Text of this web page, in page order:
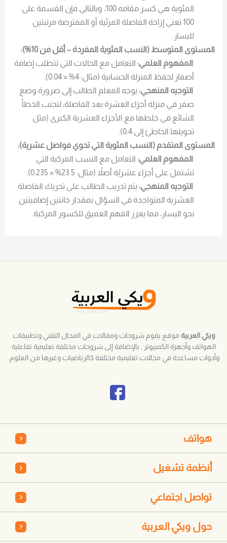
المئوية هي كسر مقامه 100، وبالتالي فإن القسمة على
100 تعني إزاحة الفاصلة المرئية أو المفترضة مرتبتين
لليسار.
المستوى المتوسط (النسب المئوية المفردة – أقل من 10%):
المفهوم العلمي: التعامل مع الحالات التي تتطلب إضافة
أصفار لحفظ المنزلة الحسابية (مثال: 4% = 0.04).
التوجيه المنهجي: يوجه المعلم الطالب إلى ضرورة وضع
صفر في منزلة أجزاء العشرة بعد الفاصلة، لتجنب الخطأ
الشائع في خلطها مع الأجزاء العشرية الكبرى (مثل
تحويلها الخاطئ إلى 0.4).
المستوى المتقدم (النسب المئوية التي تحوي فواصل عشرية):
المفهوم العلمي: التعامل مع النسب المركبة التي
تشتمل على أجزاء عشريّة أصلاً (مثال: 23.5% = 0.235).
التوجيه المنهجي: يتم تدريب الطالب على تحريك الفاصلة
العشرية المتواجدة في السؤال بمقدار خانتين إضافيتين
نحو اليسار، مما يعزز الفهم العميق للكسور المركبة.
ويكي العربية موقع يقوم شروحات ومقالات في المجال التقني وتطبيقات
الهواتف وأجهزة الكمبيوتر , بالإضافة إلى شروحات مختلفة تعليمية تفاعلية
وأدوات مساعدة في مجالات تعليمية مختلفة كالرياضيات وغيرها من العلوم.
هواتف
أنظمة تشغيل
تواصل اجتماعي
حول ويكي العربية